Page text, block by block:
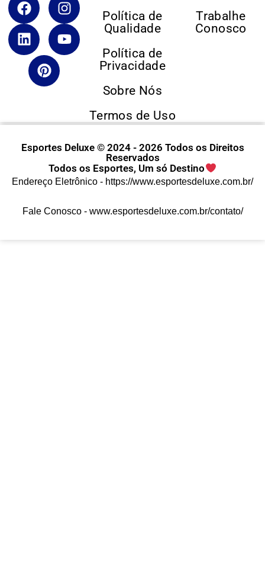
Política de
Qualidade
Política de
Privacidade
Sobre Nós
Termos de Uso
Trabalhe
Conosco
Esportes Deluxe © 2024 - 2026 Todos os Direitos
Reservados
Todos os Esportes, Um só Destino
Endereço Eletrônico - https://www.esportesdeluxe.com.br/
Fale Conosco - www.esportesdeluxe.com.br/contato/